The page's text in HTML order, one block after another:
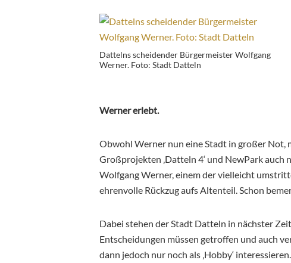
Dattelns scheidender Bürgermeister Wolfgang
Werner. Foto: Stadt Datteln
Werner erlebt.
Obwohl Werner nun eine Stadt in großer Not,
Großprojekten ‚Datteln 4‘ und NewPark auch
Wolfgang Werner, einem der vielleicht
ehrenvolle Rückzug aufs Altenteil. Schon
Dabei stehen der Stadt Datteln in nächster
Entscheidungen müssen getroffen und auch
dann jedoch nur noch als ‚Hobby‘